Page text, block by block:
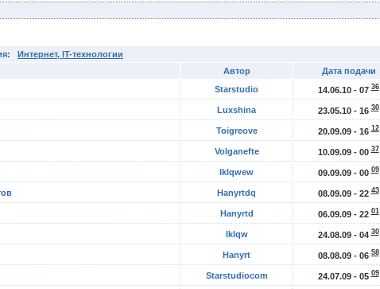
Интернет, IT-технологии
Автор Дата подачи
Starstudio 14.06.10 - 0736
Luxshina 23.05.10 - 1630
Toigreove 20.09.09 - 1612
Volganefte 10.09.09 - 0037
Iklqwew 09.09.09 - 0009
Hanyrtdq 08.09.09 - 2243
Hanyrtd 06.09.09 - 2201
Iklqw 24.08.09 - 0430
Hanyrt 08.08.09 - 0658
Starstudiocom 24.07.09 - 0509